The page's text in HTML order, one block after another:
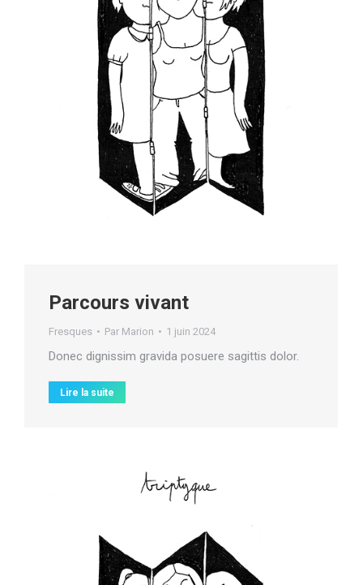
Parcours vivant
Fresques Par Marion 1 juin 2024
Donec dignissim gravida posuere sagittis dolor.
Lire la suite